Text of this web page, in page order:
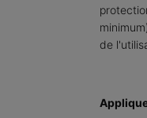
de